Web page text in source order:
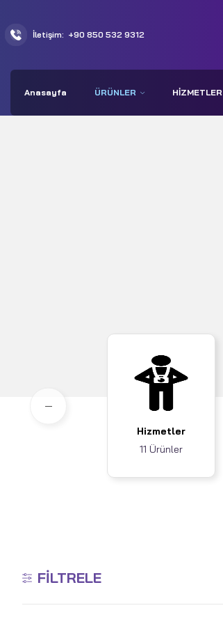
İletişim: +90 850 532 9312
Anasayfa ÜRÜNLER HIZMETLER
Hizmetler
11 Ürünler
FILTRELE